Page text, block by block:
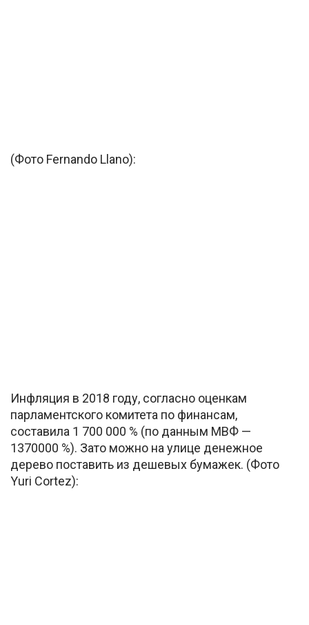
(Фото Fernando Llano):
Инфляция в 2018 году, согласно оценкам
парламентского комитета по финансам,
составила 1 700 000 % (по данным МВФ —
1370000 %). Зато можно на улице денежное
дерево поставить из дешевых бумажек. (Фото
Yuri Cortez):